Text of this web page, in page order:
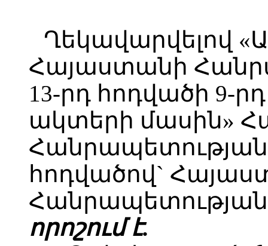
Ղեկավարվելով
Հայաստանի
13-րդ հոդվածի 9-
ակտերի մասին»
Հանրապետության
հոդվածով`
Հանրապետության
որոշում է.